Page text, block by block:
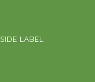
LABEL